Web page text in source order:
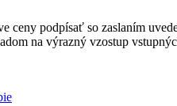
ceny podpísať so zaslaním
na výrazný vzostup